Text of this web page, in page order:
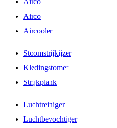
Airco
Airco
Aircooler
Stoomstrijkijzer
Kledingstomer
Strijkplank
Luchtreiniger
Luchtbevochtiger